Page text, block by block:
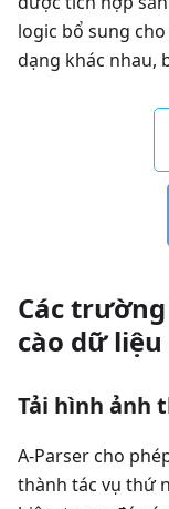
logic bổ sung
dạng khác nhau,
Các
cào dữ liệu
Tải hình ảnh
A-Parser cho
thành tác vụ thứ